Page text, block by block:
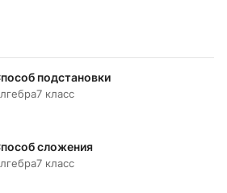
подстановки
7 класс
сложения
7 класс